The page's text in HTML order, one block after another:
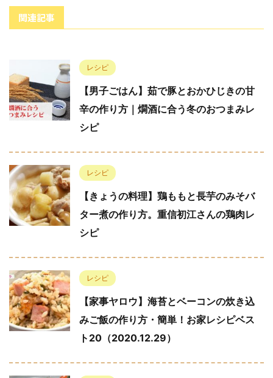
関連記事
レシピ
【男子ごはん】茹で豚とおかひじきの甘
辛の作り方｜燗酒に合う冬のおつまみレ
シピ
レシピ
【きょうの料理】鶏ももと長芋のみそバ
ター煮の作り方。重信初江さんの鶏肉レ
シピ
レシピ
【家事ヤロウ】海苔とベーコンの炊き込
みご飯の作り方・簡単！お家レシピベス
ト20（2020.12.29）